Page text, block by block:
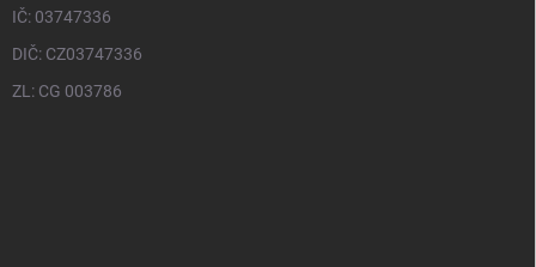
IČ: 03747336
DIČ: CZ03747336
ZL: CG 003786